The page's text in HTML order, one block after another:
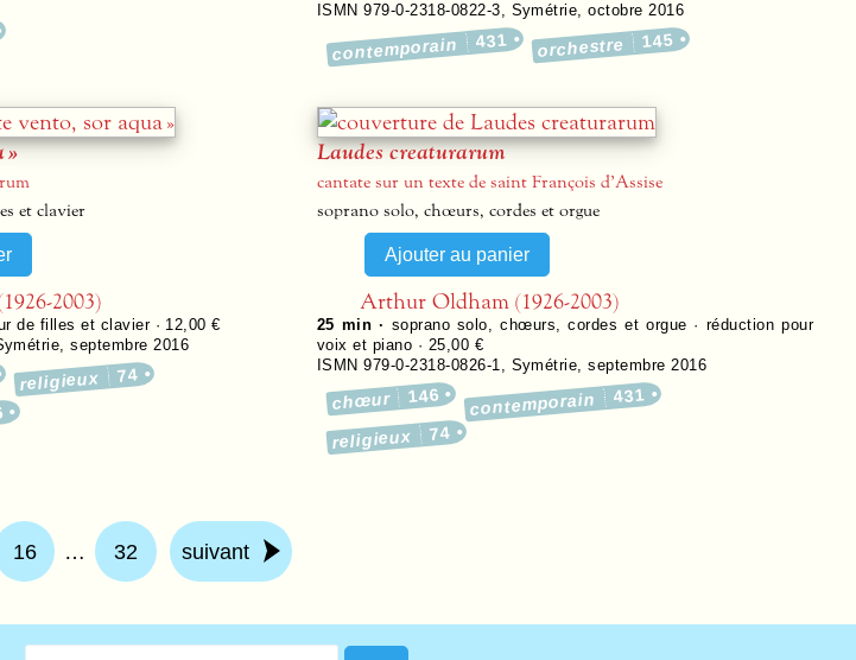
ISMN 979-0-2318-0822-3
Symétrie ,octobre 2016
contemporain 431 orchestre 145
»
et clavier
2003)
de filles et clavier · 12,00 €
,septembre 2016
religieux 74
Laudes creaturarum
cantate sur un texte de saint François d’Assise
soprano solo, chœurs, cordes et orgue
Arthur Oldham (1926-2003)
25 min · soprano solo, chœurs, cordes et orgue · réduction pour
voix et piano · 25,00 €
ISMN 979-0-2318-0826-1
Symétrie ,septembre 2016
chœur 146 contemporain 431
religieux 74
16 … 32 suivant